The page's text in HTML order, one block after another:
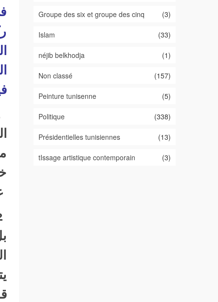
Groupe des six et groupe des cinq (3)
Islam (33)
néjib belkhodja (1)
Non classé (157)
Peinture tunisenne (5)
Politique (338)
Présidentielles tunisiennes (13)
tIssage artistique contemporain (3)